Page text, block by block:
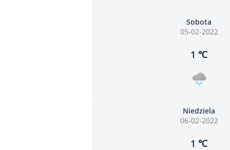
Sobota
05-02-2022
1 ℃
Niedziela
06-02-2022
1 ℃